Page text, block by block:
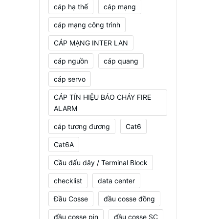
cáp hạ thế cáp mạng
cáp mạng công trình
CÁP MẠNG INTER LAN
cáp nguồn cáp quang
cáp servo
CÁP TÍN HIỆU BÁO CHÁY FIRE
ALARM
cáp tương đương Cat6
Cat6A
Cầu đấu dây / Terminal Block
checklist data center
Đầu Cosse đầu cosse đồng
đầu cosse pin đầu cosse SC